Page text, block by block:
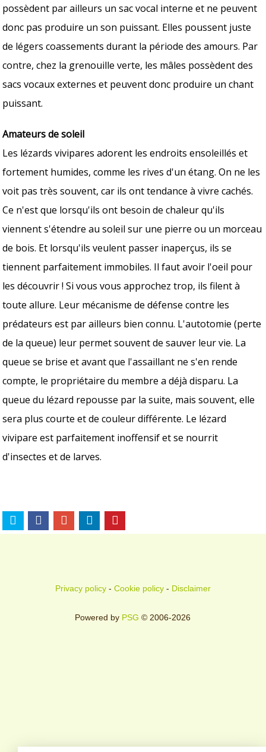
possèdent par ailleurs un sac vocal interne et ne peuvent
donc pas produire un son puissant. Elles poussent juste
de légers coassements durant la période des amours. Par
contre, chez la grenouille verte, les mâles possèdent des
sacs vocaux externes et peuvent donc produire un chant
puissant.
Amateurs de soleil
Les lézards vivipares adorent les endroits ensoleillés et
fortement humides, comme les rives d'un étang. On ne les
voit pas très souvent, car ils ont tendance à vivre cachés.
Ce n'est que lorsqu'ils ont besoin de chaleur qu'ils
viennent s'étendre au soleil sur une pierre ou un morceau
de bois. Et lorsqu'ils veulent passer inaperçus, ils se
tiennent parfaitement immobiles. Il faut avoir l'oeil pour
les découvrir ! Si vous vous approchez trop, ils filent à
toute allure. Leur mécanisme de défense contre les
prédateurs est par ailleurs bien connu. L'autotomie (perte
de la queue) leur permet souvent de sauver leur vie. La
queue se brise et avant que l'assaillant ne s'en rende
compte, le propriétaire du membre a déjà disparu. La
queue du lézard repousse par la suite, mais souvent, elle
sera plus courte et de couleur différente. Le lézard
vivipare est parfaitement inoffensif et se nourrit
d'insectes et de larves.
Privacy policy- Cookie policy- Disclaimer
Powered by PSG © 2006-2026